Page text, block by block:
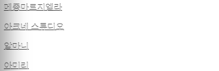
메종마르지엘라
아크네 스튜디오
알마니
아미리